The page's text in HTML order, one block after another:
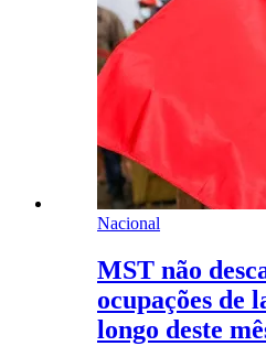
Nacional
MST não
ocupações de
longo deste